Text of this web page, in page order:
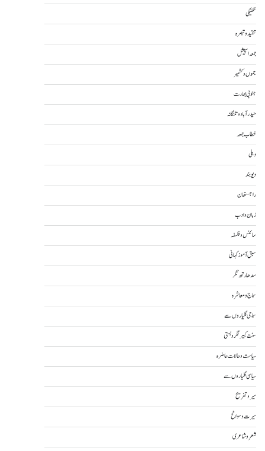
تکنیکی
تنقید و تبصرہ
جمعہ اسپیشل
جموں و کشمیر
جنوبی بھارت
حیدرآباد و تلنگانہ
خطاب جمعہ
دہلی
دیوبند
راجستھان
زبان و ادب
سائنس و فلسفہ
سبق آموز کہانی
سدھارتھ نگر
سماج و معاشرہ
سماجی گلیاروں سے
سنت کبیر نگر و بستی
سیاست و حالات حاضرہ
سیاسی گلیاروں سے
سیر و تفریح
سیرت و سوانح
شعر و شاعری